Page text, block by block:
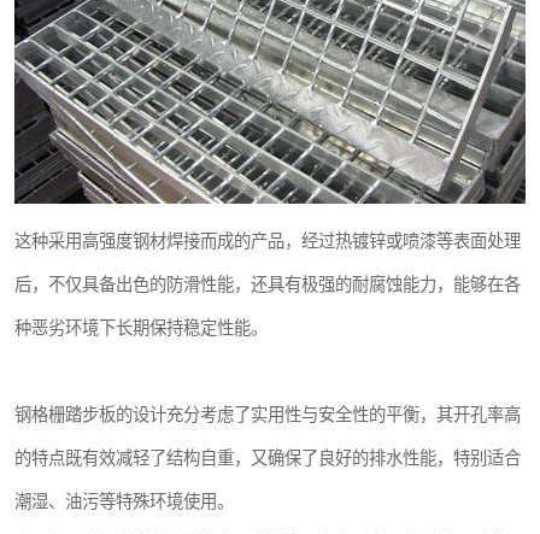
这种采用高强度钢材焊接而成的产品，经过热镀锌或喷漆等表面处理
后，不仅具备出色的防滑性能，还具有极强的耐腐蚀能力，能够在各
种恶劣环境下长期保持稳定性能。
钢格栅踏步板的设计充分考虑了实用性与安全性的平衡，其开孔率高
的特点既有效减轻了结构自重，又确保了良好的排水性能，特别适合
潮湿、油污等特殊环境使用。